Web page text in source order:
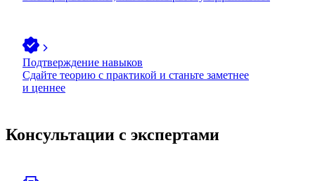
Подтверждение навыков
Сдайте теорию с практикой и станьте заметнее
и ценнее
Консультации с экспертами